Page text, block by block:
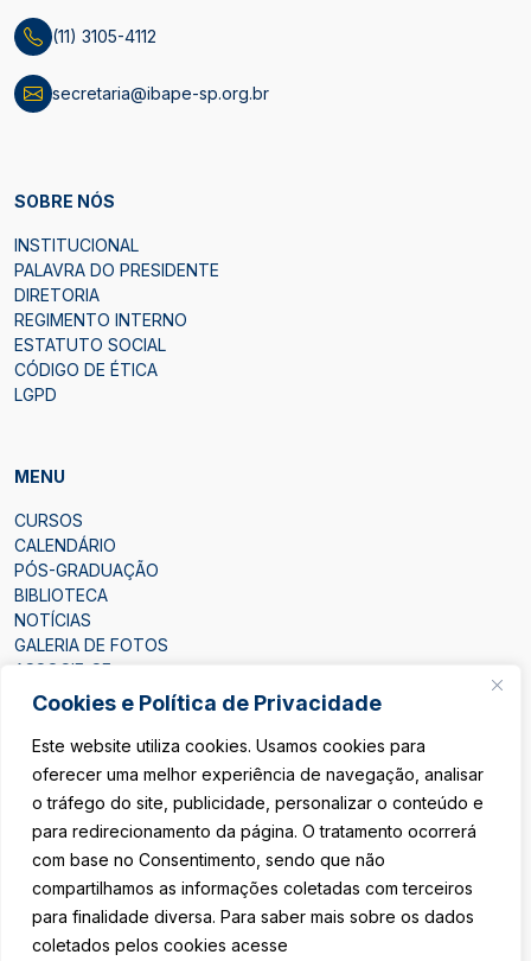
Cookies e Política de Privacidade
Este website utiliza cookies. Usamos cookies para
oferecer uma melhor experiência de navegação, analisar
o tráfego do site, publicidade, personalizar o conteúdo e
para redirecionamento da página. O tratamento ocorrerá
com base no Consentimento, sendo que não
compartilhamos as informações coletadas com terceiros
para finalidade diversa. Para saber mais sobre os dados
coletados pelos cookies acesse
(11) 3105-4112
secretaria@ibape-sp.org.br
SOBRE NÓS
INSTITUCIONAL
PALAVRA DO PRESIDENTE
DIRETORIA
REGIMENTO INTERNO
ESTATUTO SOCIAL
CÓDIGO DE ÉTICA
LGPD
MENU
CURSOS
CALENDÁRIO
PÓS-GRADUAÇÃO
BIBLIOTECA
NOTÍCIAS
GALERIA DE FOTOS
ASSOCIE-SE
CONTATO
ÁREA DO ASSOCIADO
SEJA ASSOCIADO